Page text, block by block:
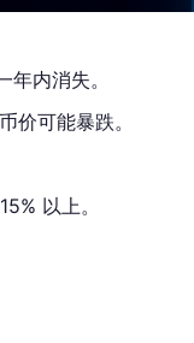
内消失。
价可能暴跌。
以上。